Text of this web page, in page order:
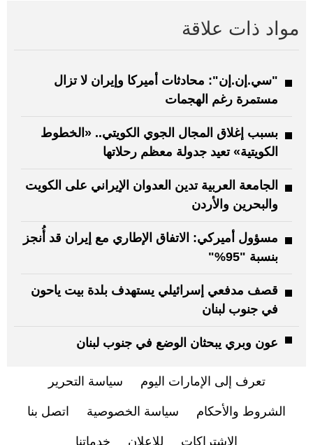
مواد ذات علاقة
"سي.إن.إن": محادثات أميركا وإيران لا تزال
مستمرة رغم الهجمات
بسبب إغلاق المجال الجوي الكويتي.. «الخطوط
الكويتية» تعيد جدولة معظم رحلاتها
الجامعة العربية تدين العدوان الإيراني على الكويت
والبحرين والأردن
مسؤول أميركي: الاتفاق الإطاري مع إيران قد أُنجز
بنسبة "95%"
قصف مدفعي إسرائيلي يستهدف بلدة بيت ياحون
في جنوب لبنان
عون وبري يبحثان الوضع في جنوب لبنان
تعرف إلى الإمارات اليوم سياسة التحرير
الشروط والأحكام سياسة الخصوصية اتصل بنا
الاشتراكات للإعلان خدماتنا